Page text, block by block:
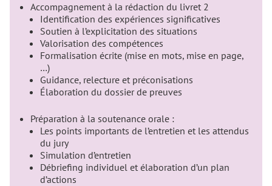
Accompagnement à la rédaction du livret 2
Identification des expériences significatives
Soutien à l’explicitation des situations
Valorisation des compétences
Formalisation écrite (mise en mots, mise en page,
…)
Guidance, relecture et préconisations
Élaboration du dossier de preuves
Préparation à la soutenance orale :
Les points importants de l’entretien et les attendus
du jury
Simulation d’entretien
Débriefing individuel et élaboration d’un plan
d’actions